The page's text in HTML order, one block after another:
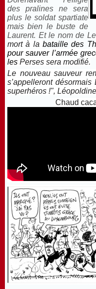
des pralines ne sera
plus le soldat spartiate
mais bien le buste de
Laurent. Et le nom de
mort à la bataille des
pour sauver l’armée
les Perses sera modifié.
Le nouveau sauveur
s’appelleront
superhéros !", Léopoldine
Chaud